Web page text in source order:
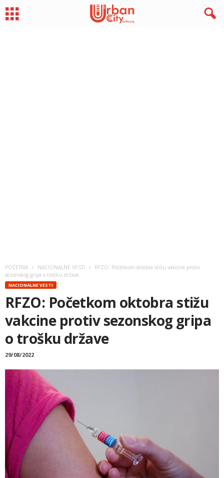
POČETNA NACIONALNE VESTI
RFZO: Početkom oktobra stižu vakcine protiv
sezonskog gripa o trošku države
NACIONALNE VESTI
RFZO: Početkom oktobra stižu
vakcine protiv sezonskog gripa
o trošku države
29/08/2022